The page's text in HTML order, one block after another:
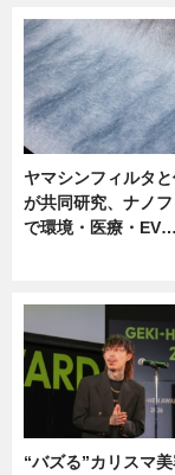
ヤマシンフィルタ
が共同研究、ナノ
で環境・医療・EV…
“バズる”カリスマ